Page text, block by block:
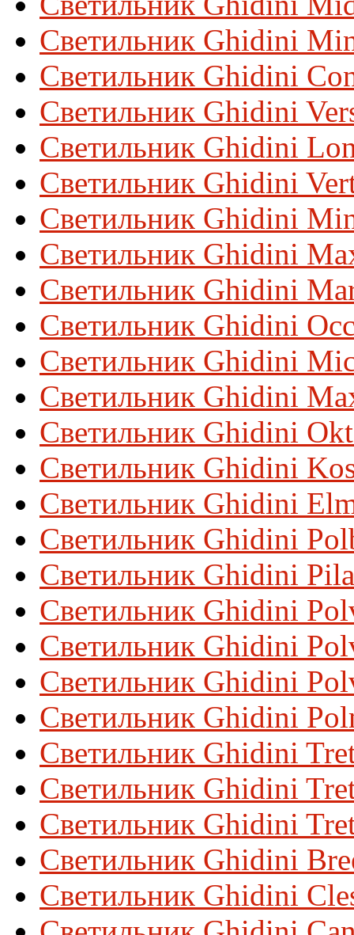
Светильник Ghidini
Светильник Ghidini
Светильник Ghidini
Светильник Ghidini
Светильник Ghidini
Светильник Ghidini
Светильник Ghidini
Светильник Ghidini
Светильник Ghidini
Светильник Ghidini
Светильник Ghidini
Светильник Ghidini
Светильник Ghidini
Светильник Ghidini
Светильник Ghidini
Светильник Ghidini Pila
Светильник Ghidini
Светильник Ghidini
Светильник Ghidini
Светильник Ghidini
Светильник Ghidini
Светильник Ghidini
Светильник Ghidini
Светильник Ghidini
Светильник Ghidini